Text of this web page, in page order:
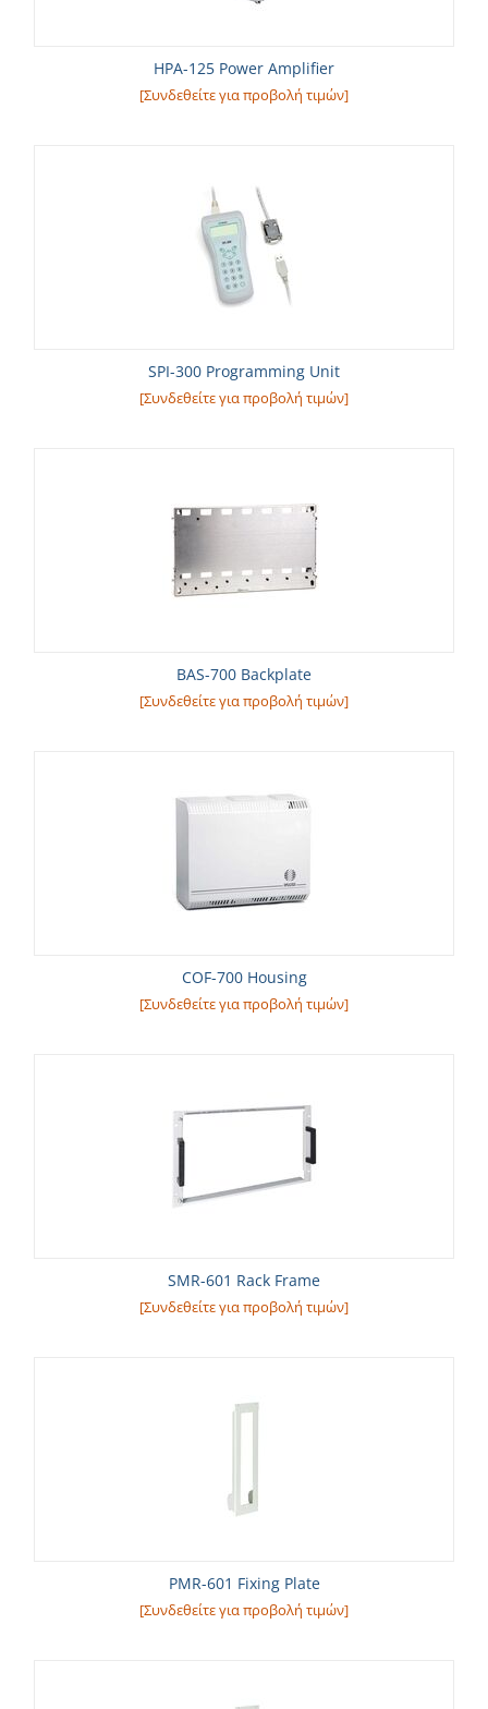
HPA-125 Power Amplifier
[Συνδεθείτε για προβολή τιμών]
SPI-300 Programming Unit
[Συνδεθείτε για προβολή τιμών]
BAS-700 Backplate
[Συνδεθείτε για προβολή τιμών]
COF-700 Housing
[Συνδεθείτε για προβολή τιμών]
SMR-601 Rack Frame
[Συνδεθείτε για προβολή τιμών]
PMR-601 Fixing Plate
[Συνδεθείτε για προβολή τιμών]